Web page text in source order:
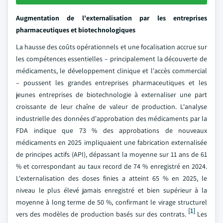
Augmentation de l'externalisation par les entreprises
pharmaceutiques et biotechnologiques
La hausse des coûts opérationnels et une focalisation accrue sur
les compétences essentielles – principalement la découverte de
médicaments, le développement clinique et l'accès commercial
– poussent les grandes entreprises pharmaceutiques et les
jeunes entreprises de biotechnologie à externaliser une part
croissante de leur chaîne de valeur de production. L'analyse
industrielle des données d'approbation des médicaments par la
FDA indique que 73 % des approbations de nouveaux
médicaments en 2025 impliquaient une fabrication externalisée
de principes actifs (API), dépassant la moyenne sur 11 ans de 61
% et correspondant au taux record de 74 % enregistré en 2024.
L'externalisation des doses finies a atteint 65 % en 2025, le
niveau le plus élevé jamais enregistré et bien supérieur à la
moyenne à long terme de 50 %, confirmant le virage structurel
vers des modèles de production basés sur des contrats. [1]Les